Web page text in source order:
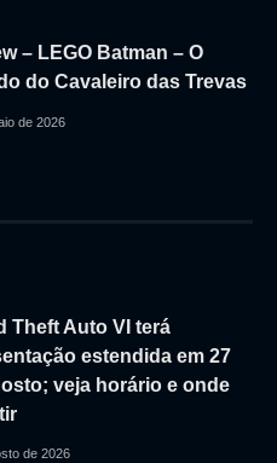
– LEGO Batman – O
do Cavaleiro das Trevas
de 2026
Theft Auto VI terá
estendida em 27
veja horário e onde
de 2026